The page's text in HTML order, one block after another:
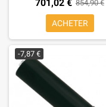
701,02 € 854,90 €
ACHETER
-7,87 €